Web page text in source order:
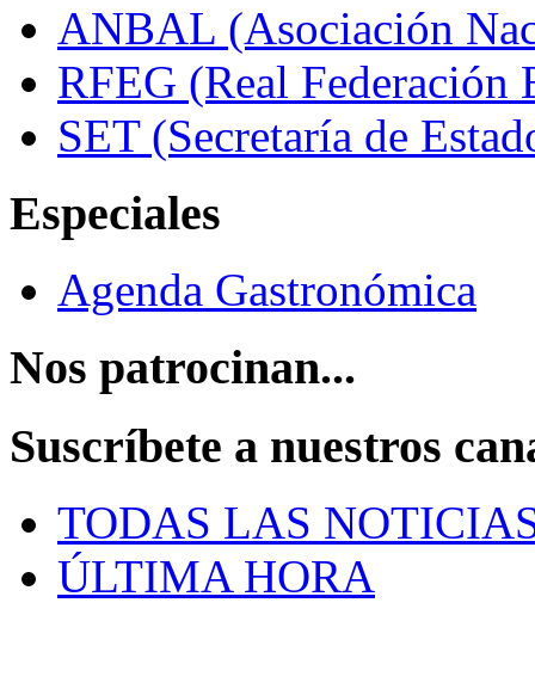
ANBAL (Asociación
RFEG (Real Federación
SET (Secretaría de
Especiales
Agenda Gastronómica
Nos patrocinan...
Suscríbete a nuestros
TODAS LAS
ÚLTIMA HORA